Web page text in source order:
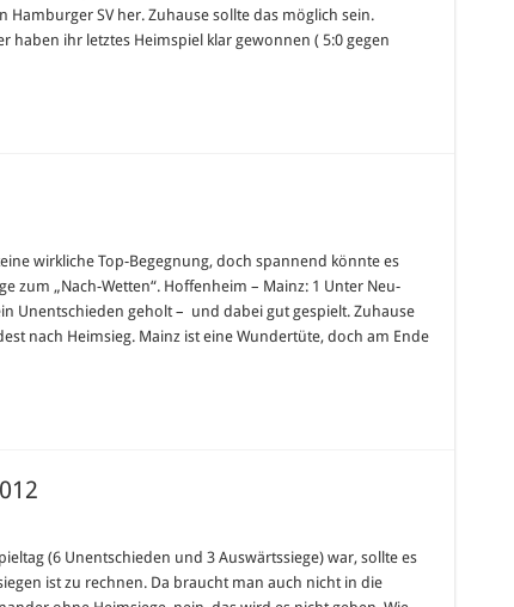
Hamburger SV her. Zuhause sollte das möglich sein.
haben ihr letztes Heimspiel klar gewonnen ( 5:0 gegen
wirkliche Top-Begegnung, doch spannend könnte es
zum „Nach-Wetten“. Hoffenheim – Mainz: 1 Unter Neu-
Unentschieden geholt – und dabei gut gespielt. Zuhause
nach Heimsieg. Mainz ist eine Wundertüte, doch am Ende
(6 Unentschieden und 3 Auswärtssiege) war, sollte es
ist zu rechnen. Da braucht man auch nicht in die